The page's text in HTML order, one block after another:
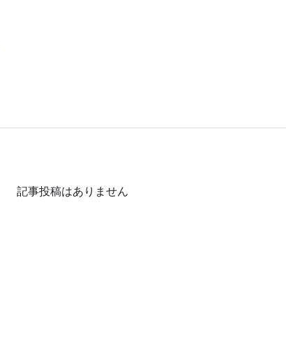
記事投稿はありません